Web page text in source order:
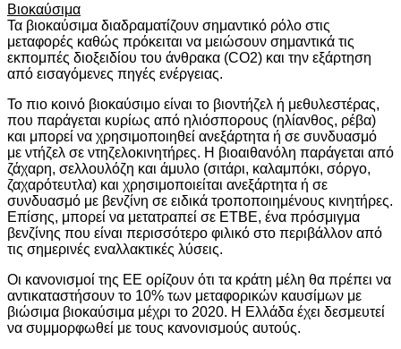
Βιοκαύσιμα
Τα βιοκαύσιμα διαδραματίζουν σημαντικό ρόλο στις
μεταφορές καθώς πρόκειται να μειώσουν σημαντικά τις
εκπομπές διοξειδίου του άνθρακα (CO2) και την εξάρτηση
από εισαγόμενες πηγές ενέργειας.
Το πιο κοινό βιοκαύσιμο είναι το βιοντήζελ ή μεθυλεστέρας,
που παράγεται κυρίως από ηλιόσπορους (ηλίανθος, ρέβα)
και μπορεί να χρησιμοποιηθεί ανεξάρτητα ή σε συνδυασμό
με ντήζελ σε ντηζελοκινητήρες. Η βιοαιθανόλη παράγεται από
ζάχαρη, σελλουλόζη και άμυλο (σιτάρι, καλαμπόκι, σόργο,
ζαχαρότευτλα) και χρησιμοποιείται ανεξάρτητα ή σε
συνδυασμό με βενζίνη σε ειδικά τροποποιημένους κινητήρες.
Επίσης, μπορεί να μετατραπεί σε ETBE, ένα πρόσμιγμα
βενζίνης που είναι περισσότερο φιλικό στο περιβάλλον από
τις σημερινές εναλλακτικές λύσεις.
Οι κανονισμοί της ΕΕ ορίζουν ότι τα κράτη μέλη θα πρέπει να
αντικαταστήσουν το 10% των μεταφορικών καυσίμων με
βιώσιμα βιοκαύσιμα μέχρι το 2020. Η Ελλάδα έχει δεσμευτεί
να συμμορφωθεί με τους κανονισμούς αυτούς.